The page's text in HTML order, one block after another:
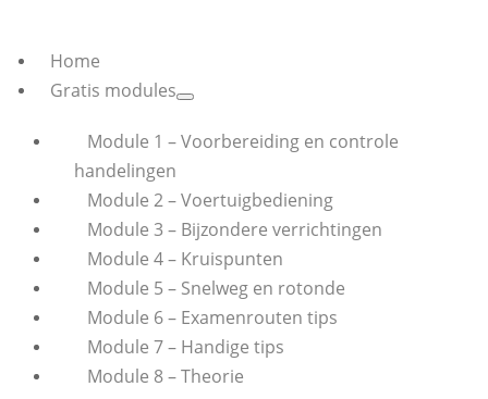
Home
Gratis modules
Module 1 – Voorbereiding en controle
handelingen
Module 2 – Voertuigbediening
Module 3 – Bijzondere verrichtingen
Module 4 – Kruispunten
Module 5 – Snelweg en rotonde
Module 6 – Examenrouten tips
Module 7 – Handige tips
Module 8 – Theorie